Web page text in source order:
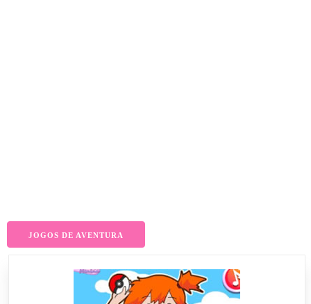
JOGOS DE AVENTURA